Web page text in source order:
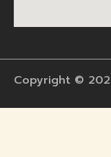
Copyright ©